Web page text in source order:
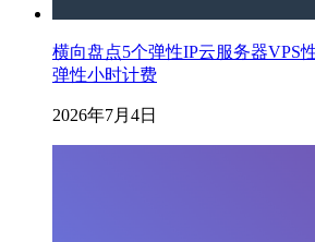
横向盘点5个弹性IP云服务器VPS
弹性小时计费
2026年7月4日